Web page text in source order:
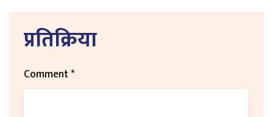
प्रतिक्रिया
Comment*